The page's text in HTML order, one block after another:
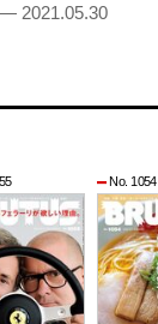
— 2021.05.30
No. 1054